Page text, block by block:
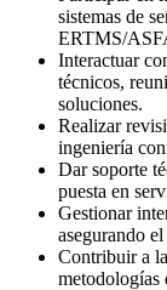
sistemas de
ERTMS/
Interactuar
técnicos,
soluciones.
Realizar
ingeniería
Dar soporte
puesta en
Gestionar
asegurando
Contribuir a
metodologías